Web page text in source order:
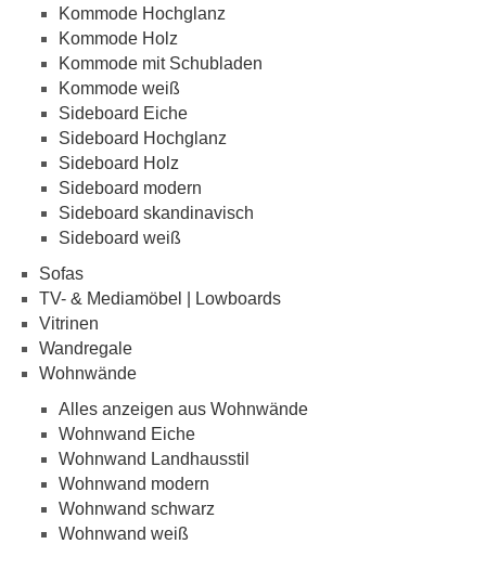
Kommode Hochglanz
Kommode Holz
Kommode mit Schubladen
Kommode weiß
Sideboard Eiche
Sideboard Hochglanz
Sideboard Holz
Sideboard modern
Sideboard skandinavisch
Sideboard weiß
Sofas
TV- & Mediamöbel | Lowboards
Vitrinen
Wandregale
Wohnwände
Alles anzeigen aus Wohnwände
Wohnwand Eiche
Wohnwand Landhausstil
Wohnwand modern
Wohnwand schwarz
Wohnwand weiß